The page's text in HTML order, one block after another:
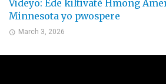
Videyo: Ede kiltivatè Hmong
Minnesota yo pwospere
March 3, 2026